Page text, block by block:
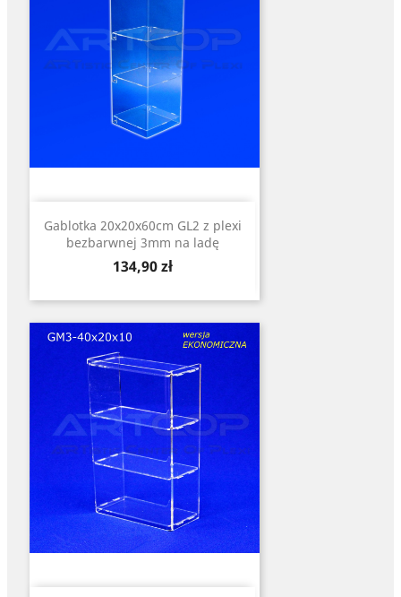
Gablotka 20x20x60cm GL2 z plexi
bezbarwnej 3mm na ladę
Cena
134,90 zł